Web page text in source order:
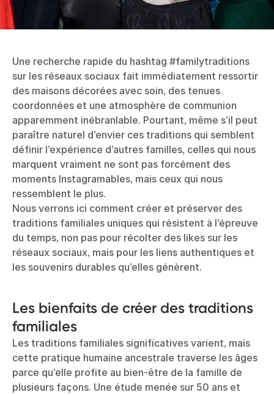
Une recherche rapide du hashtag #familytraditions
sur les réseaux sociaux fait immédiatement ressortir
des maisons décorées avec soin, des tenues
coordonnées et une atmosphère de communion
apparemment inébranlable. Pourtant, même s’il peut
paraître naturel d’envier ces traditions qui semblent
définir l’expérience d’autres familles, celles qui nous
marquent vraiment ne sont pas forcément des
moments Instagramables, mais ceux qui nous
ressemblent le plus.
Nous verrons ici comment créer et préserver des
traditions familiales uniques qui résistent à l’épreuve
du temps, non pas pour récolter des likes sur les
réseaux sociaux, mais pour les liens authentiques et
les souvenirs durables qu’elles génèrent.
Les bienfaits de créer des traditions
familiales
Les traditions familiales significatives varient, mais
cette pratique humaine ancestrale traverse les âges
parce qu’elle profite au bien-être de la famille de
plusieurs façons. Une étude menée sur 50 ans et